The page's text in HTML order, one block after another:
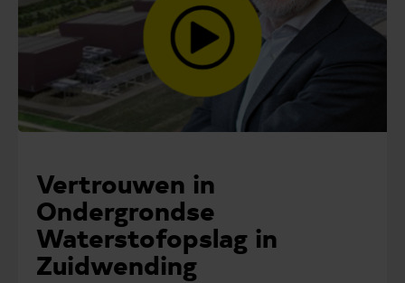
Vertrouwen in
Ondergrondse
Waterstofopslag in
Zuidwending